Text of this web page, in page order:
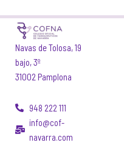
Navas de Tolosa, 19
bajo, 3º
31002 Pamplona
948 222 111
info@cof-
navarra.com